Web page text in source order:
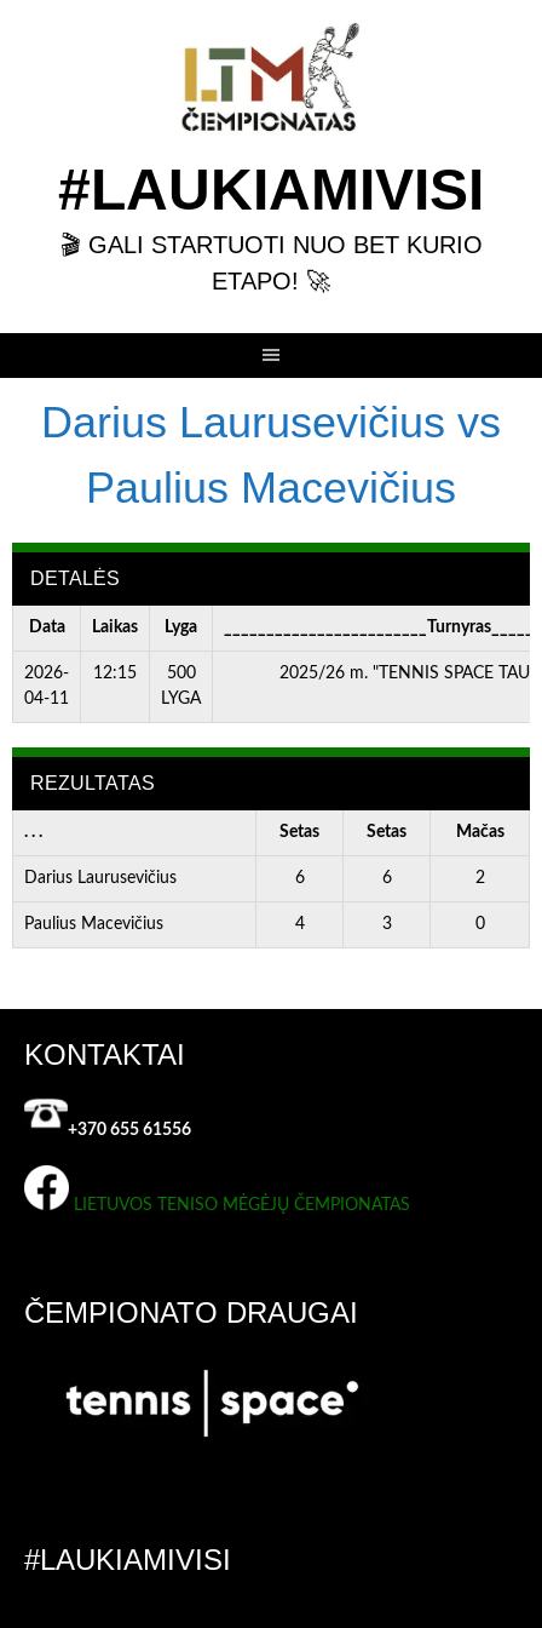
#LAUKIAMIVISI
🎬 GALI STARTUOTI NUO BET KURIO
ETAPO! 🚀
Darius Laurusevičius vs
Paulius Macevičius
DETALĖS
Data Laikas Lyga
2026-
04-11
12:15
500
LYGA
2025/26 m. "TENNIS SPACE
REZULTATAS
. . . Setas Setas Mačas
Darius Laurusevičius 6 6 2
Paulius Macevičius 4 3 0
KONTAKTAI
+370 655 61556
LIETUVOS TENISO MĖGĖJŲ ČEMPIONATAS
ČEMPIONATO DRAUGAI
#LAUKIAMIVISI